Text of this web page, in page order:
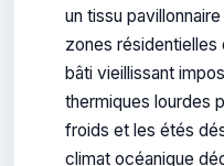
un tissu
zones résidentielles
bâti vieillissant
thermiques lourdes
froids et les étés
climat océanique